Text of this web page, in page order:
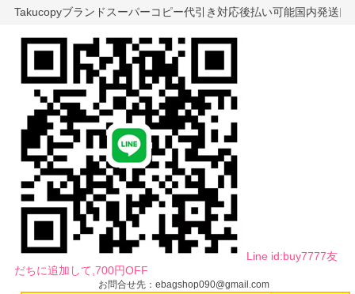
Takucopyブランドスーパーコピー代引き対応後払い可能国内発送
Line id:buy7777友
だちに追加して,700円OFF
お問合せ先：ebagshop090@gmail.com